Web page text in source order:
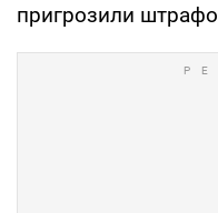
пригрозили